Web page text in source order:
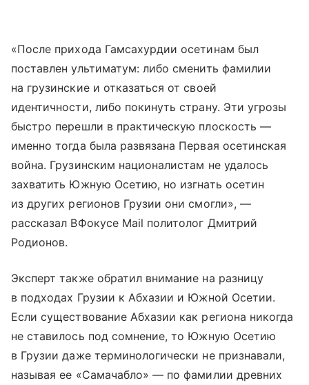
«После прихода Гамсахурдии осетинам был
поставлен ультиматум: либо сменить фамилии
на грузинские и отказаться от своей
идентичности, либо покинуть страну. Эти угрозы
быстро перешли в практическую плоскость —
именно тогда была развязана Первая осетинская
война. Грузинским националистам не удалось
захватить Южную Осетию, но изгнать осетин
из других регионов Грузии они смогли», —
рассказал ВФокусе Mail политолог Дмитрий
Родионов.
Эксперт также обратил внимание на разницу
в подходах Грузии к Абхазии и Южной Осетии.
Если существование Абхазии как региона никогда
не ставилось под сомнение, то Южную Осетию
в Грузии даже терминологически не признавали,
называя ее «Самачабло» — по фамилии древних